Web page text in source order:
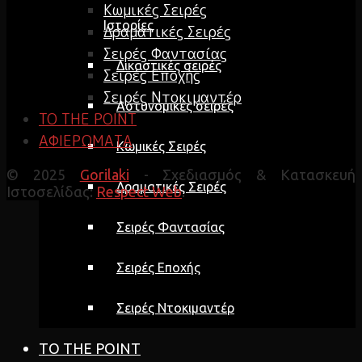
Ιστορίες
Δικαστικές σειρές
Αστυνομικές σειρές
Κωμικές Σειρές
Δραματικές Σειρές
Σειρές Φαντασίας
Σειρές Εποχής
Σειρές Ντοκιμαντέρ
TO THE POINT
Κωμικές Σειρές
Δραματικές Σειρές
Σειρές Φαντασίας
Σειρές Εποχής
Σειρές Ντοκιμαντέρ
TO THE POINT
ΑΦΙΕΡΩΜΑΤΑ
© 2025 Gorilaki - Σχεδιασμός & Κατασκευή
Ιστοσελίδας: Respect Web.